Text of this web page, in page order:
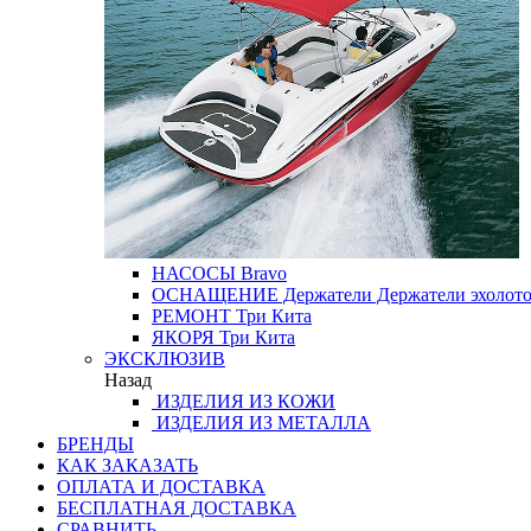
НАСОСЫ Bravo
ОСНАЩЕНИЕ Держатели Держатели
РЕМОНТ Три Кита
ЯКОРЯ Три Кита
ЭКСКЛЮЗИВ
Назад
ИЗДЕЛИЯ ИЗ КОЖИ
ИЗДЕЛИЯ ИЗ МЕТАЛЛА
БРЕНДЫ
КАК ЗАКАЗАТЬ
ОПЛАТА И ДОСТАВКА
БЕСПЛАТНАЯ ДОСТАВКА